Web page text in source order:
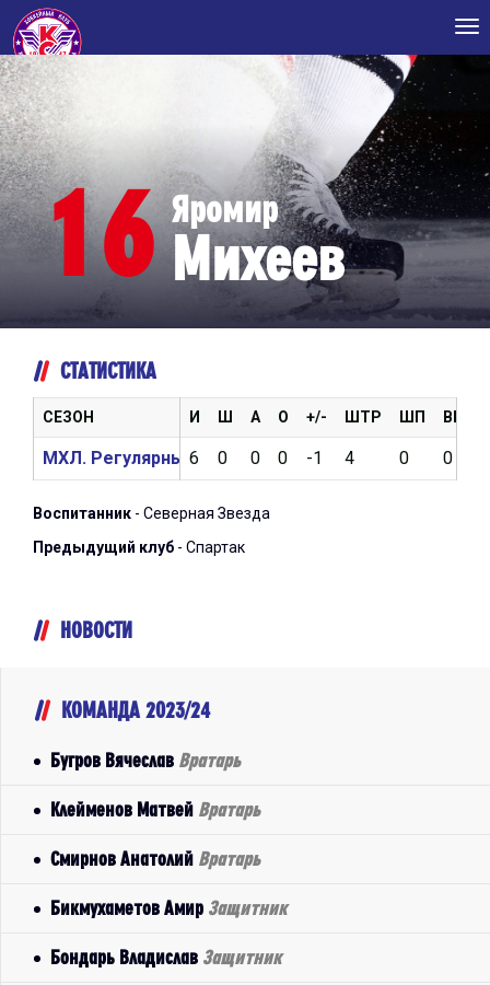
16 Яромир
Михеев
СТАТИСТИКА
И Ш А О +/- ШТР ШП ВБР
6 0 0 0 -1 4 0 0
СЕЗОН
МХЛ. Регулярный чемпионат 2023/2024
Воспитанник - Северная Звезда
Предыдущий клуб - Спартак
НОВОСТИ
КОМАНДА 2023/24
Бугров Вячеслав Вратарь
Клейменов Матвей Вратарь
Смирнов Анатолий Вратарь
Бикмухаметов Амир Защитник
Бондарь Владислав Защитник